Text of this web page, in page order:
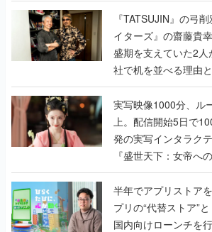
く
『TATSUJIN』の弓
イターズ』の齋藤貴
盛期を支えていた2
社で机を並べる理由
『TATSUJIN
んだレジェンド2人
実写映像1000分、ル
上。配信開始5日で
発の実写インタラク
『盛世天下：女帝へ
うこだわりをプロデ
半年でアプリストアをオー
プリの“代替ストア”
国内向けローンチを